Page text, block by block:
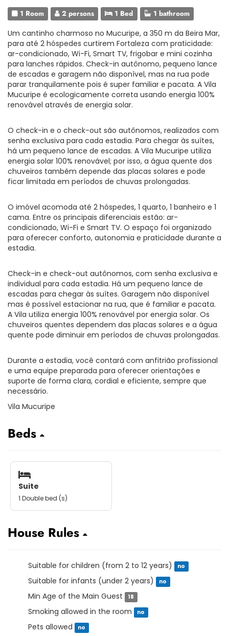
1 Room 2 persons 1 Bed 1 bathroom
Um cantinho charmoso no Mucuripe, a 350 m da Beira Mar,
para até 2 hóspedes curtirem Fortaleza com praticidade:
ar-condicionado, Wi-Fi, Smart TV, frigobar e mini cozinha
para lanches rápidos. Check-in autônomo, pequeno lance
de escadas e garagem não disponível, mas na rua pode
parar tranquilamente pois é super familiar e pacata. A Vila
Mucuripe é ecologicamente correta usando energia 100%
renovável através de energia solar.
O check-in e o check-out são autônomos, realizados com
senha exclusiva para cada estadia. Para chegar às suítes,
há um pequeno lance de escadas. A Vila Mucuripe utiliza
energia solar 100% renovável; por isso, a água quente dos
chuveiros também depende das placas solares e pode
ficar limitada em períodos de chuvas prolongadas.
O imóvel acomoda até 2 hóspedes, 1 quarto, 1 banheiro e 1
cama. Entre os principais diferenciais estão: ar-
condicionado, Wi-Fi e Smart TV. O espaço foi organizado
para oferecer conforto, autonomia e praticidade durante a
estadia.
Check-in e check-out autônomos, com senha exclusiva e
individual para cada estadia. Há um pequeno lance de
escadas para chegar às suítes. Garagem não disponível
mas é possível estacionar na rua, que é familiar e pacata.
A Vila utiliza energia 100% renovável por energia solar. Os
chuveiros quentes dependem das placas solares e a água
quente pode diminuir em períodos de chuvas prolongadas.
Durante a estadia, você contará com anfitrião profissional
e uma equipe preparada para oferecer orientações e
suporte de forma clara, cordial e eficiente, sempre que
necessário.
Vila Mucuripe
Beds
Suite
1 Double bed (s)
House Rules
Suitable for children (from 2 to 12 years) no
Suitable for infants (under 2 years) no
Min Age of the Main Guest 18
Smoking allowed in the room no
Pets allowed no